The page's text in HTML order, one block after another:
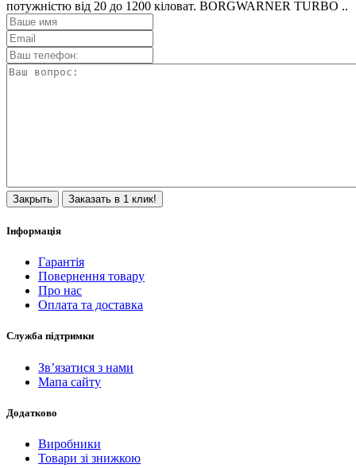
потужністю від 20 до 1200 кіловат. BORGWARNER TURBO ..
Закрыть Заказать в 1 клик!
Інформація
Гарантія
Повернення товару
Про нас
Оплата та доставка
Служба підтримки
Зв’язатися з нами
Мапа сайту
Додатково
Виробники
Товари зі знижкою